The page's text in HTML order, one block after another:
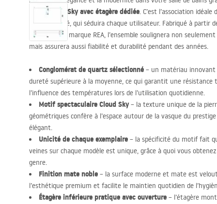
Grand Cloud Sky avec étagère dédiée. C’est l’association
fonctionnalité, qui séduira chaque utilisateur. Fabriqué à partir
qualité par la marque REA, l’ensemble soulignera non
mais assurera aussi fiabilité et durabilité pendant des années.
Conglomérat de quartz sélectionné – un matériau innovant
dureté supérieure à la moyenne, ce qui garantit une résistance
l’influence des températures lors de l’utilisation quotidienne.
Motif spectaculaire Cloud Sky– la texture unique de la
géométriques confère à l’espace autour de la vasque du
élégant.
Unicité de chaque exemplaire – la spécificité du motif fait
veines sur chaque modèle est unique, grâce à quoi vous
genre.
Finition mate noble – la surface moderne et mate est
l’esthétique premium et facilite le maintien quotidien de
Étagère inférieure pratique avec ouverture – l’étagère